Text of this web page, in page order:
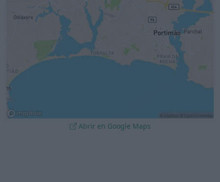
Abrir en Google Maps